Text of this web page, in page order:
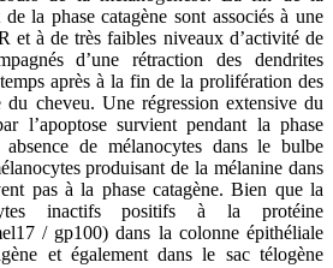
la phase catagène sont associés à une
et à de très faibles niveaux d’activité de
d’une rétraction des dendrites
après à la fin de la prolifération des
cheveu. Une régression extensive du
l’apoptose survient pendant la phase
absence de mélanocytes dans le bulbe
produisant de la mélanine dans
pas à la phase catagène. Bien que la
inactifs positifs à la protéine
/ gp100) dans la colonne épithéliale
et également dans le sac télogène